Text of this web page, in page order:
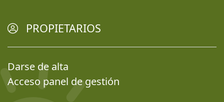
PROPIETARIOS
Darse de alta
Acceso panel de gestión